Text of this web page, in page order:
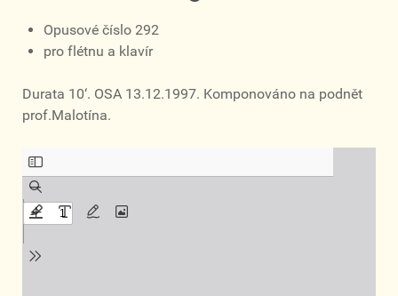
Opusové číslo 292
pro flétnu a klavír
Durata 10‘. OSA 13.12.1997. Komponováno na podnět
prof.Malotína.